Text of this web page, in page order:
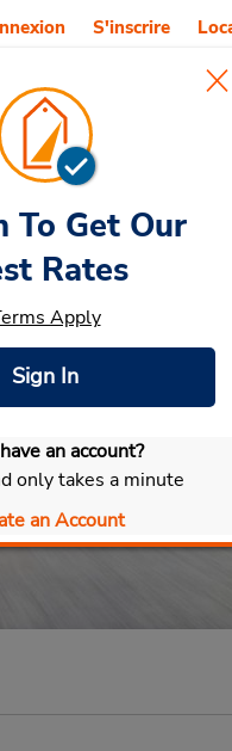
S'inscrire
ma voiture
To Get Our
Rates
Apply
Sign In
an account?
only takes a minute
an Account